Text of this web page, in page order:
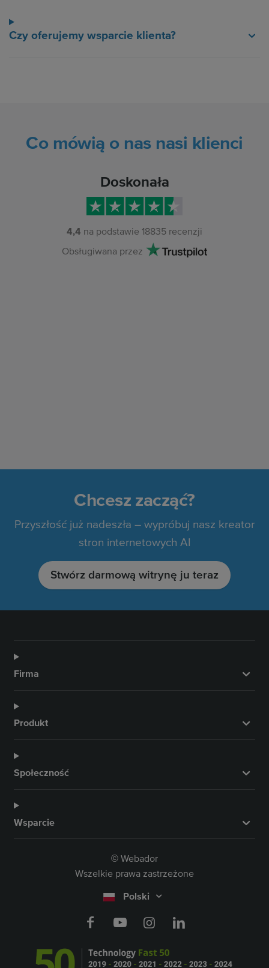
Czy oferujemy wsparcie klienta?
Co mówią o nas nasi klienci
Doskonała
4,4 na podstawie 18835 recenzji
Obsługiwana przez
Chcesz zacząć?
Przyszłość już nadeszła – wypróbuj nasz kreator
stron internetowych AI
Stwórz darmową witrynę ju teraz
Firma
Produkt
Społeczność
Wsparcie
© Webador
Wszelkie prawa zastrzeżone
Polski